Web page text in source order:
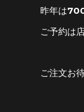
昨年は
ご予約は
ご注文お